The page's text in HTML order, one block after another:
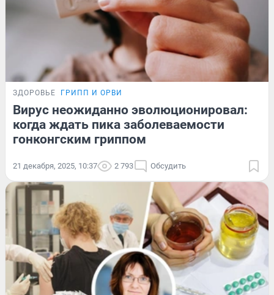
ЗДОРОВЬЕ ГРИПП И ОРВИ
Вирус неожиданно эволюционировал:
когда ждать пика заболеваемости
гонконгским гриппом
21 декабря, 2025, 10:37 2 793 Обсудить